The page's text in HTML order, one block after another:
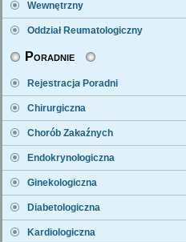
Wewnętrzny
Oddział Reumatologiczny
Poradnie
Rejestracja Poradni
Chirurgiczna
Chorób Zakaźnych
Endokrynologiczna
Ginekologiczna
Diabetologiczna
Kardiologiczna